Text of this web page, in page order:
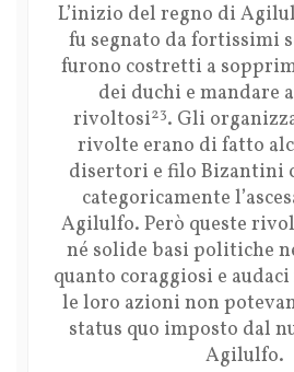
L’inizio del regno di
fu segnato da fortissimi
furono costretti a
dei duchi e mandare
rivoltosi23. Gli
rivolte erano di fatto
disertori e filo Bizantini
categoricamente
Agilulfo. Però queste
né solide basi politiche
quanto coraggiosi e
le loro azioni non
status quo imposto dal
Agilulfo.